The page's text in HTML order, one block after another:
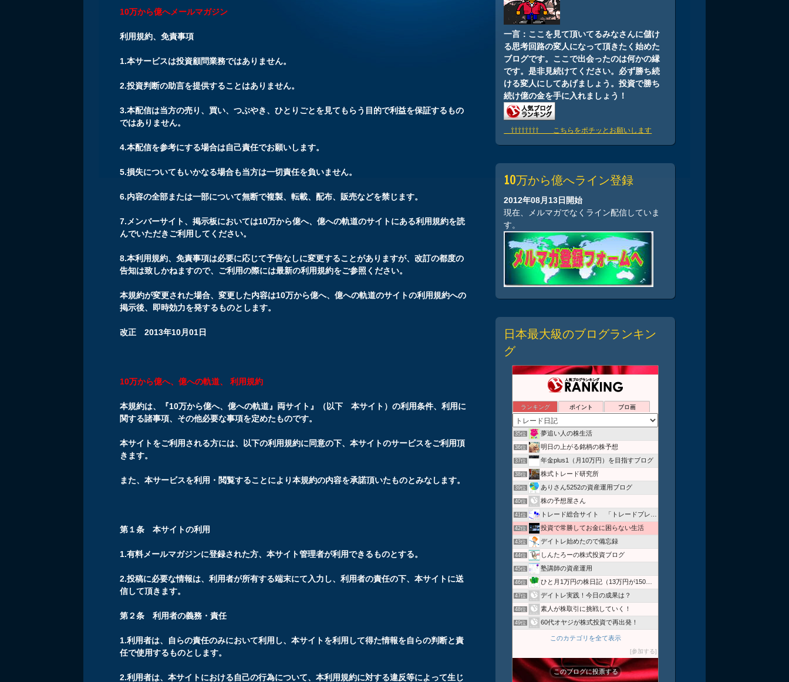
10万から億へメールマガジン
利用規約、免責事項
1.本サービスは投資顧問業務ではありません。
2.投資判断の助言を提供することはありません。
3.本配信は当方の売り、買い、つぶやき、ひとりごとを見てもらう目的で利益を保証するもの
ではありません。
4.本配信を参考にする場合は自己責任でお願いします。
5.損失についてもいかなる場合も当方は一切責任を負いません。
6.内容の全部または一部について無断で複製、転載、配布、販売などを禁じます。
7.メンバーサイト、掲示板においては10万から億へ、億への軌道のサイトにある利用規約を読
んでいただきご利用してください。
8.本利用規約、免責事項は必要に応じて予告なしに変更することがありますが、改訂の都度の
告知は致しかねますので、ご利用の際には最新の利用規約をご参照ください。
本規約が変更された場合、変更した内容は10万から億へ、億への軌道のサイトの利用規約への
掲示後、即時効力を発するものとします。
改正 2013年10月01日
10万から億へ、億への軌道、 利用規約
本規約は、『10万から億へ、億への軌道』両サイト』（以下 本サイト）の利用条件、利用に
関する諸事項、その他必要な事項を定めたものです。
本サイトをご利用される方には、以下の利用規約に同意の下、本サイトのサービスをご利用頂
きます。
また、本サービスを利用・閲覧することにより本規約の内容を承諾頂いたものとみなします。
第１条 本サイトの利用
1.有料メールマガジンに登録された方、本サイト管理者が利用できるものとする。
2.投稿に必要な情報は、利用者が所有する端末にて入力し、利用者の責任の下、本サイトに送
信して頂きます。
第２条 利用者の義務・責任
1.利用者は、自らの責任のみにおいて利用し、本サイトを利用して得た情報を自らの判断と責
任で使用するものとします。
2.利用者は、本サイトにおける自己の行為について、本利用規約に対する違反等によって生じ
一言：ここを見て頂いてるみなさんに儲け
る思考回路の変人になって頂きたく始めた
ブログです。ここで出会ったのは何かの縁
です。是非見続けてください。必ず勝ち続
ける変人にしてあげましょう。投資で勝ち
続け億の金を手に入れましょう！
⇧⇧⇧⇧⇧⇧⇧⇧ こちらをポチッとお願いします
10万から億へライン登録
2012年08月13日開始
現在、メルマガでなくライン配信していま
す。
日本最大級のブログランキン
グ
ランキング ポイント ブロ画
35位 夢追い人の株生活
36位 明日の上がる銘柄の株予想
37位 年金plus1（月10万円）を目指すブログ
38位 株式トレード研究所
39位 ありさん5252の資産運用ブログ
40位 株の予想屋さん
41位 トレード総合サイト 「トレードプレス」
42位 投資で常勝してお金に困らない生活
43位 デイトレ始めたので備忘録
44位 しんたろーの株式投資ブログ
45位 塾講師の資産運用
46位 ひと月1万円の株日記（13万円が150万円に！）
47位 デイトレ実践！今日の成果は？
48位 素人が株取引に挑戦していく！
49位 60代オヤジが株式投資で再出発！
このカテゴリを全て表示
参加する
このブログに投票する